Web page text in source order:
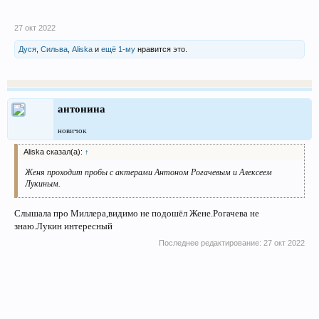
27 окт 2022
Дуся Сильва Aliska и ещё 1-му нравится это.
антонина
новичок
Aliska сказал(а): ↑
Женя проходит пробы с актерами Антоном Рогачевым и Алексеем
Лукиным.
Слышала про Миллера,видимо не подошёл Жене.Рогачева не
знаю.Лукин интересный
Последнее редактирование: 27 окт 2022